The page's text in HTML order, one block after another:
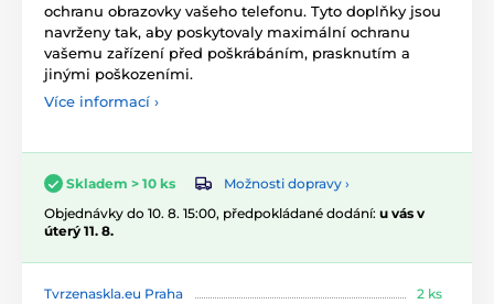
ochranu obrazovky vašeho telefonu. Tyto doplňky jsou
navrženy tak, aby poskytovaly maximální ochranu
vašemu zařízení před poškrábáním, prasknutím a
jinými poškozeními.
Více informací ›
Skladem > 10 ks
Možnosti dopravy ›
Objednávky do 10. 8. 15:00, předpokládané dodání: u vás v
úterý 11. 8.
Tvrzenaskla.eu Praha
2 ks